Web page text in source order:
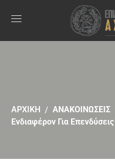
ΑΡΧΙΚΗ ΑΝΑΚΟΙΝΩΣΕΙΣ
Ενδιαφέρον Για